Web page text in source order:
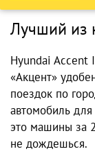
Лучший из
Hyundai Accent
«Акцент»
поездок по
автомобиль
это машины за
не дождешься.